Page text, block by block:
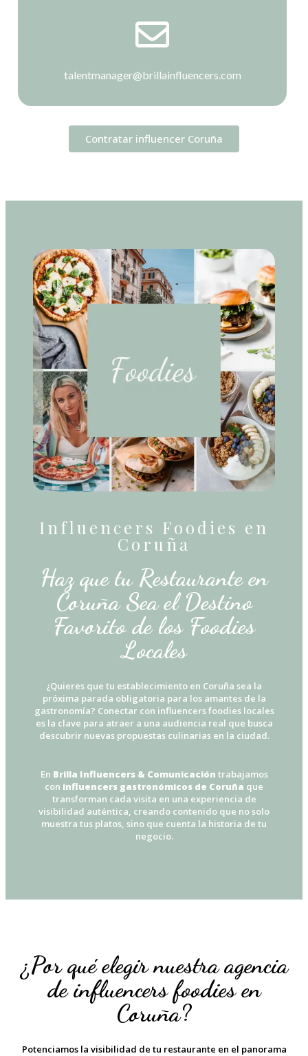
talentmanager@brillainfluencers.com
Contratar influencer Coruña
Influencers Foodies en
Coruña
Haz que tu Restaurante en
Coruña Sea el Destino
Favorito de los Foodies
Locales
¿Quieres que tu establecimiento en Coruña sea la
próxima parada obligatoria para los amantes de la
gastronomía? Conectar con influencers foodies locales
es la clave para atraer a una audiencia real que busca
descubrir nuevas propuestas culinarias en la ciudad.
En Brilla Influencers & Comunicación trabajamos
con influencers gastronómicos de Coruña que
transforman cada visita en una experiencia de
visibilidad auténtica, creando contenido que no solo
muestra tus platos, sino que cuenta la historia de tu
negocio.
¿Por qué elegir nuestra agencia
de influencers foodies en
Coruña?
Potenciamos la visibilidad de tu restaurante en el panorama